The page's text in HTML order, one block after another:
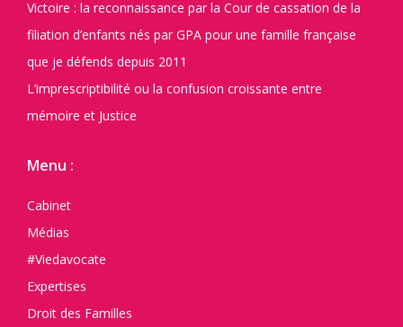
Victoire : la reconnaissance par la Cour de cassation de la
filiation d’enfants nés par GPA pour une famille française
que je défends depuis 2011
L’imprescriptibilité ou la confusion croissante entre
mémoire et Justice
Menu :
Cabinet
Médias
#Viedavocate
Expertises
Droit des Familles